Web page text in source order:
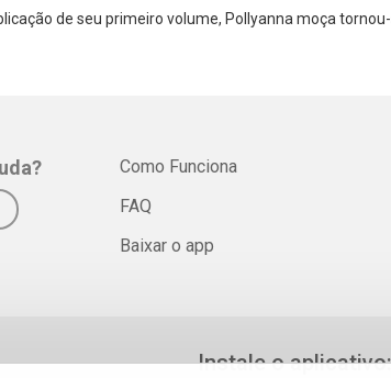
de seu primeiro volume, Pollyanna moça
Como Funciona
FAQ
Baixar o app
Instale o aplicativo: